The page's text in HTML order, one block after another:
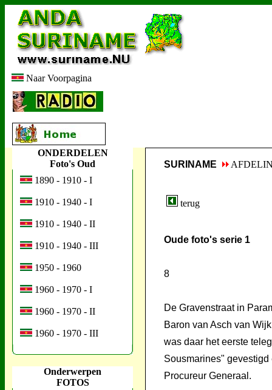
Naar Voorpagina
ONDERDELEN
Foto's Oud
1890 - 1910 - I
1910 - 1940 - I
1910 - 1940 - II
1910 - 1940 - III
1950 - 1960
1960 - 1970 - I
1960 - 1970 - II
1960 - 1970 - III
Onderwerpen
FOTOS
SURINAME
terug
Oude foto's serie 1
8
De Gravenstraat in
Baron van Asch van
was daar het eerste
Sousmarines"
Procureur Generaal.